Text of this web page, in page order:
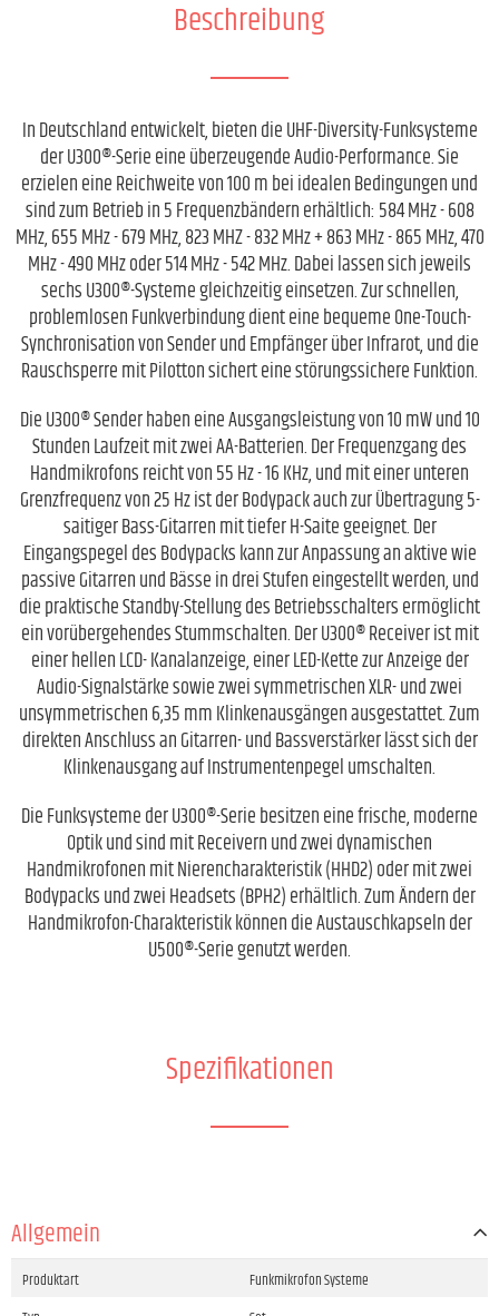
Beschreibung
In Deutschland entwickelt, bieten die UHF-Diversity-Funksysteme
der U300®-Serie eine überzeugende Audio-Performance. Sie
erzielen eine Reichweite von 100 m bei idealen Bedingungen und
sind zum Betrieb in 5 Frequenzbändern erhältlich: 584 MHz - 608
MHz, 655 MHz - 679 MHz, 823 MHZ - 832 MHz + 863 MHz - 865 MHz, 470
MHz - 490 MHz oder 514 MHz - 542 MHz. Dabei lassen sich jeweils
sechs U300®-Systeme gleichzeitig einsetzen. Zur schnellen,
problemlosen Funkverbindung dient eine bequeme One-Touch-
Synchronisation von Sender und Empfänger über Infrarot, und die
Rauschsperre mit Pilotton sichert eine störungssichere Funktion.
Die U300® Sender haben eine Ausgangsleistung von 10 mW und 10
Stunden Laufzeit mit zwei AA-Batterien. Der Frequenzgang des
Handmikrofons reicht von 55 Hz - 16 KHz, und mit einer unteren
Grenzfrequenz von 25 Hz ist der Bodypack auch zur Übertragung 5-
saitiger Bass-Gitarren mit tiefer H-Saite geeignet. Der
Eingangspegel des Bodypacks kann zur Anpassung an aktive wie
passive Gitarren und Bässe in drei Stufen eingestellt werden, und
die praktische Standby-Stellung des Betriebsschalters ermöglicht
ein vorübergehendes Stummschalten. Der U300® Receiver ist mit
einer hellen LCD- Kanalanzeige, einer LED-Kette zur Anzeige der
Audio-Signalstärke sowie zwei symmetrischen XLR- und zwei
unsymmetrischen 6,35 mm Klinkenausgängen ausgestattet. Zum
direkten Anschluss an Gitarren- und Bassverstärker lässt sich der
Klinkenausgang auf Instrumentenpegel umschalten.
Die Funksysteme der U300®-Serie besitzen eine frische, moderne
Optik und sind mit Receivern und zwei dynamischen
Handmikrofonen mit Nierencharakteristik (HHD2) oder mit zwei
Bodypacks und zwei Headsets (BPH2) erhältlich. Zum Ändern der
Handmikrofon-Charakteristik können die Austauschkapseln der
U500®-Serie genutzt werden.
Spezifikationen
Allgemein
Produktart
Funkmikrofon Systeme